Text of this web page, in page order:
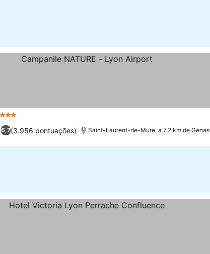
3 Estrelas
6,7(3.956 pontuações) Saint-Laurent-de-Mure, a 7.2 km de Genas